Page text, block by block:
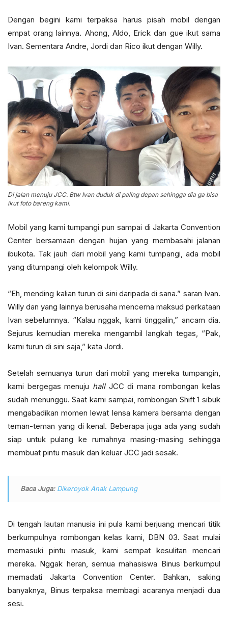
Dengan begini kami terpaksa harus pisah mobil dengan
empat orang lainnya. Ahong, Aldo, Erick dan gue ikut sama
Ivan. Sementara Andre, Jordi dan Rico ikut dengan Willy.
Di jalan menuju JCC. Btw Ivan duduk di paling depan sehingga dia ga bisa
ikut foto bareng kami.
Mobil yang kami tumpangi pun sampai di Jakarta Convention
Center bersamaan dengan hujan yang membasahi jalanan
ibukota. Tak jauh dari mobil yang kami tumpangi, ada mobil
yang ditumpangi oleh kelompok Willy.
“Eh, mending kalian turun di sini daripada di sana.” saran Ivan.
Willy dan yang lainnya berusaha mencerna maksud perkataan
Ivan sebelumnya. “Kalau nggak, kami tinggalin,” ancam dia.
Sejurus kemudian mereka mengambil langkah tegas, “Pak,
kami turun di sini saja,” kata Jordi.
Setelah semuanya turun dari mobil yang mereka tumpangin,
kami bergegas menuju hallJCC di mana rombongan kelas
sudah menunggu. Saat kami sampai, rombongan Shift 1 sibuk
mengabadikan momen lewat lensa kamera bersama dengan
teman-teman yang di kenal. Beberapa juga ada yang sudah
siap untuk pulang ke rumahnya masing-masing sehingga
membuat pintu masuk dan keluar JCC jadi sesak.
Baca Juga: Dikeroyok Anak Lampung
Di tengah lautan manusia ini pula kami berjuang mencari titik
berkumpulnya rombongan kelas kami, DBN 03. Saat mulai
memasuki pintu masuk, kami sempat kesulitan mencari
mereka. Nggak heran, semua mahasiswa Binus berkumpul
memadati Jakarta Convention Center. Bahkan, saking
banyaknya, Binus terpaksa membagi acaranya menjadi dua
sesi.